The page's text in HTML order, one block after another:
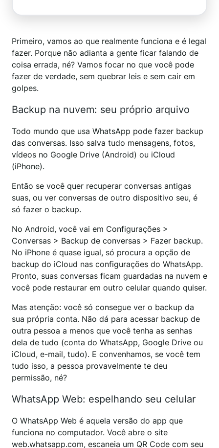
Primeiro, vamos ao que realmente funciona e é legal
fazer. Porque não adianta a gente ficar falando de
coisa errada, né? Vamos focar no que você pode
fazer de verdade, sem quebrar leis e sem cair em
golpes.
Backup na nuvem: seu próprio arquivo
Todo mundo que usa WhatsApp pode fazer backup
das conversas. Isso salva tudo mensagens, fotos,
vídeos no Google Drive (Android) ou iCloud
(iPhone).
Então se você quer recuperar conversas antigas
suas, ou ver conversas de outro dispositivo seu, é
só fazer o backup.
No Android, você vai em Configurações >
Conversas > Backup de conversas > Fazer backup.
No iPhone é quase igual, só procura a opção de
backup do iCloud nas configurações do WhatsApp.
Pronto, suas conversas ficam guardadas na nuvem e
você pode restaurar em outro celular quando quiser.
Mas atenção: você só consegue ver o backup da
sua própria conta. Não dá para acessar backup de
outra pessoa a menos que você tenha as senhas
dela de tudo (conta do WhatsApp, Google Drive ou
iCloud, e-mail, tudo). E convenhamos, se você tem
tudo isso, a pessoa provavelmente te deu
permissão, né?
WhatsApp Web: espelhando seu celular
O WhatsApp Web é aquela versão do app que
funciona no computador. Você abre o site
web.whatsapp.com, escaneia um QR Code com seu